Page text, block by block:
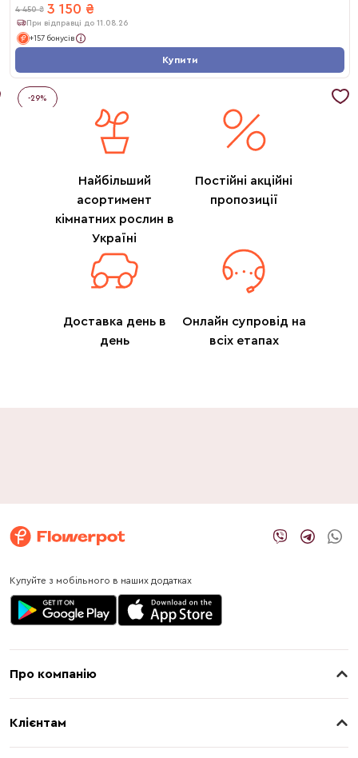
4 450 ₴ 3 150 ₴
При відправці до 11.08.26
+157 бонусів
Купити
-29%
Найбільший
асортимент
кімнатних рослин в
Україні
Постійні акційні
пропозиції
Доставка день в
день
Онлайн супровід на
всіх етапах
Купуйте з мобільного в наших додатках
Про компанію
Клієнтам